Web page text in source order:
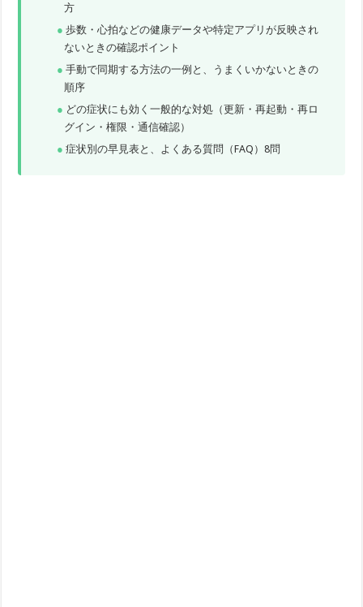
方
歩数・心拍などの健康データや特定アプリが反映され
ないときの確認ポイント
手動で同期する方法の一例と、うまくいかないときの
順序
どの症状にも効く一般的な対処（更新・再起動・再ロ
グイン・権限・通信確認）
症状別の早見表と、よくある質問（FAQ）8問